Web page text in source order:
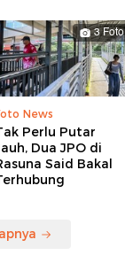
3 Foto
News
Perlu Putar
Dua JPO di
Said Bakal